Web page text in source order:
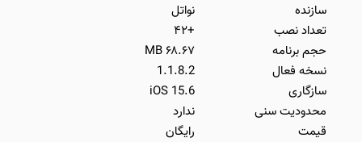
نواتل
+۴۲
۶۸.۶۷ MB
1.1.8.2
iOS 15.6
ندارد
رایگان
سازنده
تعداد نصب
حجم برنامه
نسخه فعال
سازگاری
محدودیت سنی
قیمت